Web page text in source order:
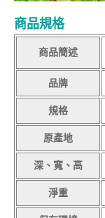
商品規格
商品簡述
品牌
規格
原產地
深、寬、高
淨重